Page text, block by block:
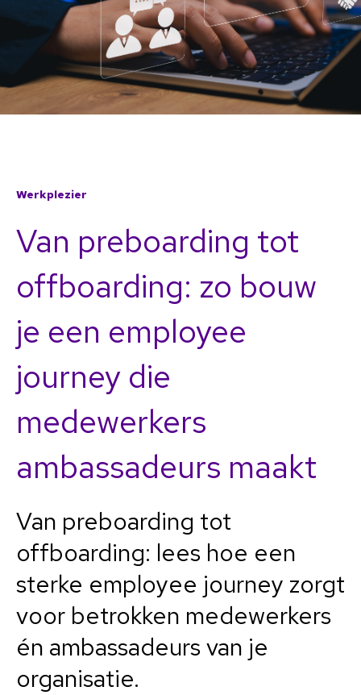
Werkplezier
Van preboarding tot
offboarding: zo bouw
je een employee
journey die
medewerkers
ambassadeurs maakt
Van preboarding tot
offboarding: lees hoe een
sterke employee journey zorgt
voor betrokken medewerkers
én ambassadeurs van je
organisatie.